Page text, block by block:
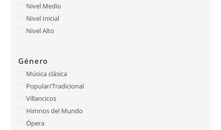
Nivel Medio
Nivel Inicial
Nivel Alto
Género
Música clásica
Popular/Tradicional
Villancicos
Himnos del Mundo
Ópera